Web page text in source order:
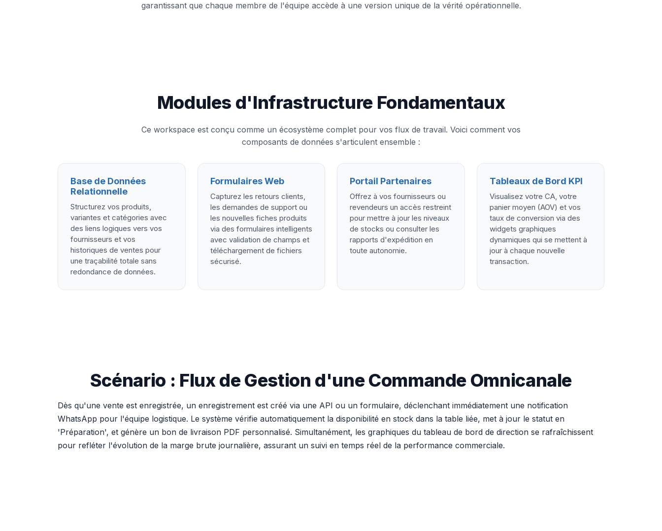
garantissant que chaque membre de l'équipe accède à une version unique de la vérité opérationnelle.
Modules d'Infrastructure Fondamentaux
Ce workspace est conçu comme un écosystème complet pour vos flux de travail. Voici comment vos
composants de données s'articulent ensemble :
Base de Données
Relationnelle
Structurez vos produits,
variantes et catégories avec
des liens logiques vers vos
fournisseurs et vos
historiques de ventes pour
une traçabilité totale sans
redondance de données.
Formulaires Web
Capturez les retours clients,
les demandes de support ou
les nouvelles fiches produits
via des formulaires intelligents
avec validation de champs et
téléchargement de fichiers
sécurisé.
Portail Partenaires
Offrez à vos fournisseurs ou
revendeurs un accès restreint
pour mettre à jour les niveaux
de stocks ou consulter les
rapports d'expédition en
toute autonomie.
Tableaux de Bord KPI
Visualisez votre CA, votre
panier moyen (AOV) et vos
taux de conversion via des
widgets graphiques
dynamiques qui se mettent à
jour à chaque nouvelle
transaction.
Scénario : Flux de Gestion d'une Commande Omnicanale
Dès qu'une vente est enregistrée, un enregistrement est créé via une API ou un formulaire, déclenchant immédiatement une notification
WhatsApp pour l'équipe logistique. Le système vérifie automatiquement la disponibilité en stock dans la table liée, met à jour le statut en
'Préparation', et génère un bon de livraison PDF personnalisé. Simultanément, les graphiques du tableau de bord de direction se rafraîchissent
pour refléter l'évolution de la marge brute journalière, assurant un suivi en temps réel de la performance commerciale.